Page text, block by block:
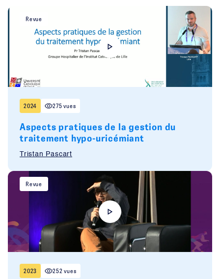
Revue
2024 275 vues
Aspects pratiques de la gestion du
traitement hypo-uricémiant
Tristan Pascart
Revue
2023 252 vues